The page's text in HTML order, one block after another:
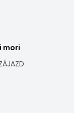
mori